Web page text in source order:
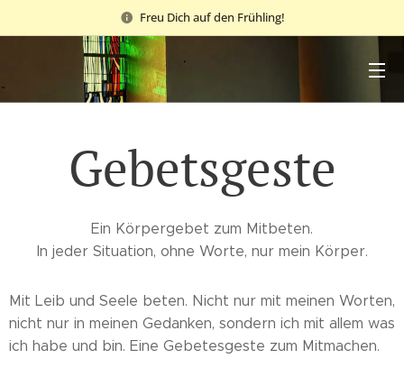
Freu Dich auf den Frühling!
Gebetsgeste
Ein Körpergebet zum Mitbeten.
In jeder Situation, ohne Worte, nur mein Körper.
Mit Leib und Seele beten. Nicht nur mit meinen Worten,
nicht nur in meinen Gedanken, sondern ich mit allem was
ich habe und bin. Eine Gebetesgeste zum Mitmachen.